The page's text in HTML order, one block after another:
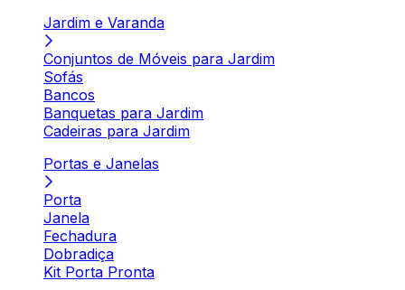
Jardim e Varanda
Conjuntos de Móveis para Jardim
Sofás
Bancos
Banquetas para Jardim
Cadeiras para Jardim
Portas e Janelas
Porta
Janela
Fechadura
Dobradiça
Kit Porta Pronta